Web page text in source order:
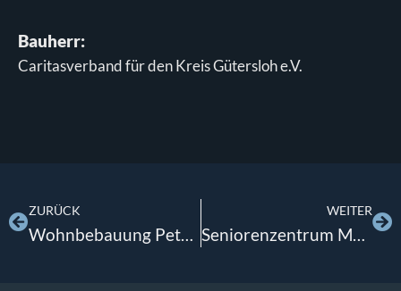
Bauherr:
Caritasverband für den Kreis Gütersloh e.V.
ZURÜCK
Wohnbebauung Peter-Hartmann-Allee
WEITER
Seniorenzentrum Mallinckrodthof Borchen